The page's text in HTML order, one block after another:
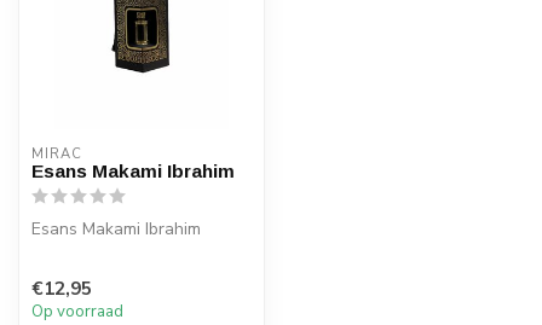
MIRAC
Esans Makami Ibrahim
Esans Makami Ibrahim
€12,95
Op voorraad